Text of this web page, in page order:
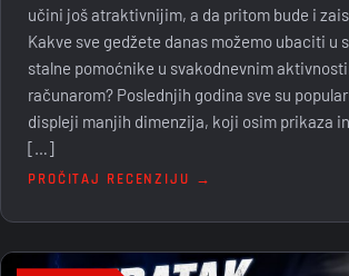
učini još atraktivnijim, a da pritom bude i
Kakve sve gedžete danas možemo ubaciti u
stalne pomoćnike u svakodnevnim
računarom? Poslednjih godina sve su
displeji manjih dimenzija, koji osim prikaza
[…]
PROČITAJ RECENZIJU →